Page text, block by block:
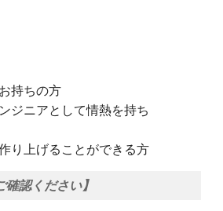
持ちの方
ジニアとして情熱を持ち
り上げることができる方
認ください】